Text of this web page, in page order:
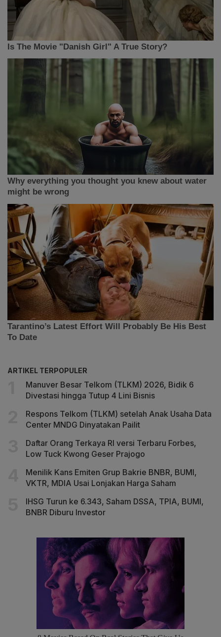
ARTIKEL TERPOPULER
Manuver Besar Telkom (TLKM) 2026, Bidik 6
Divestasi hingga Tutup 4 Lini Bisnis
Respons Telkom (TLKM) setelah Anak Usaha Data
Center MNDG Dinyatakan Pailit
Daftar Orang Terkaya RI versi Terbaru Forbes,
Low Tuck Kwong Geser Prajogo
Menilik Kans Emiten Grup Bakrie BNBR, BUMI,
VKTR, MDIA Usai Lonjakan Harga Saham
IHSG Turun ke 6.343, Saham DSSA, TPIA, BUMI,
BNBR Diburu Investor